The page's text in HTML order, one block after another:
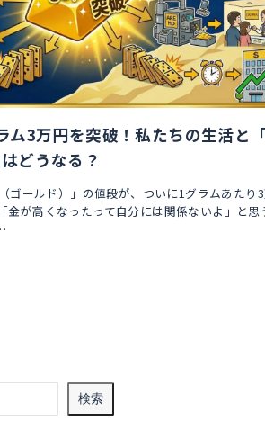
ム3万円を突破！私たちの生活と
どうなる？
ゴールド）」の値段が、ついに1グラムあたり
金が高くなったって自分には関係ないよ」と思
検索